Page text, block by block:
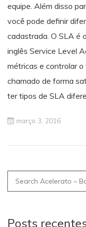
equipe. Além disso
você pode definir
cadastrada. O SLA é
inglês Service Level
métricas e controlar o
chamado de forma
ter tipos de SLA
março 3, 2016
Search
for:
Posts